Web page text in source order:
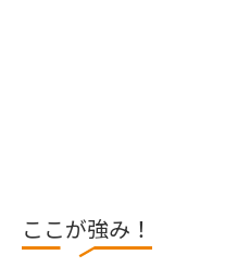
ここが強み！